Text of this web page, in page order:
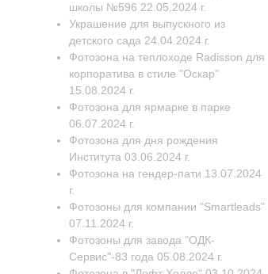
школы №596 22.05.2024 г.
Украшение для выпускного из
детского сада 24.04.2024 г.
Фотозона на теплоходе Radisson для
корпоратива в стиле "Оскар"
15.08.2024 г.
Фотозона для ярмарке в парке
06.07.2024 г.
Фотозона для дня рождения
Института 03.06.2024 г.
Фотозона на гендер-пати 13.07.2024
г.
Фотозоны для компании "Smartleads"
07.11.2024 г.
Фотозоны для завода "ОДК-
Сервис"-83 года 05.08.2024 г.